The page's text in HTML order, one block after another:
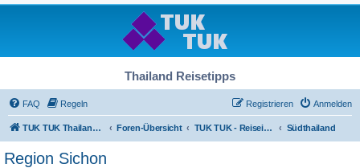
Thailand Reisetipps
FAQ Regeln Anmelden
Registrieren
TUK TUK Thailand Reisetipps Foren-Übersicht TUK TUK - Reiseinfos - Thailand Regional Südthailand
Region Sichon